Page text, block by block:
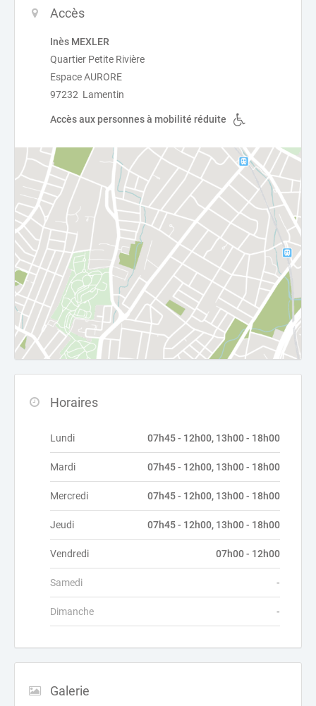
Accès
Inès MEXLER
Quartier Petite Rivière
Espace AURORE
97232 Lamentin
Accès aux personnes à mobilité réduite
Horaires
Lundi 07h45 - 12h00, 13h00 - 18h00
Mardi 07h45 - 12h00, 13h00 - 18h00
Mercredi 07h45 - 12h00, 13h00 - 18h00
Jeudi 07h45 - 12h00, 13h00 - 18h00
Vendredi 07h00 - 12h00
Samedi -
Dimanche -
Galerie